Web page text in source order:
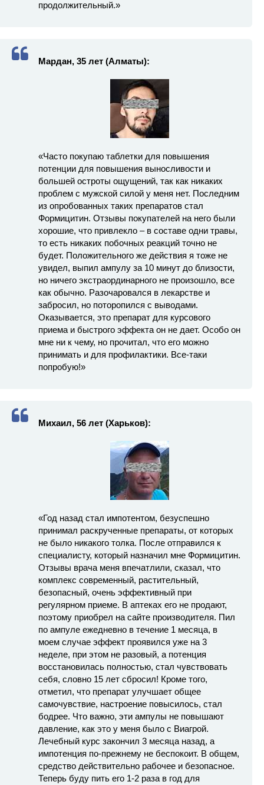
продолжительный.»
Мардан, 35 лет (Алматы):
«Часто покупаю таблетки для повышения
потенции для повышения выносливости и
большей остроты ощущений, так как никаких
проблем с мужской силой у меня нет. Последним
из опробованных таких препаратов стал
Формицитин. Отзывы покупателей на него были
хорошие, что привлекло – в составе одни травы,
то есть никаких побочных реакций точно не
будет. Положительного же действия я тоже не
увидел, выпил ампулу за 10 минут до близости,
но ничего экстраординарного не произошло, все
как обычно. Разочаровался в лекарстве и
забросил, но поторопился с выводами.
Оказывается, это препарат для курсового
приема и быстрого эффекта он не дает. Особо он
мне ни к чему, но прочитал, что его можно
принимать и для профилактики. Все-таки
попробую!»
Михаил, 56 лет (Харьков):
«Год назад стал импотентом, безуспешно
принимал раскрученные препараты, от которых
не было никакого толка. После отправился к
специалисту, который назначил мне Формицитин.
Отзывы врача меня впечатлили, сказал, что
комплекс современный, растительный,
безопасный, очень эффективный при
регулярном приеме. В аптеках его не продают,
поэтому приобрел на сайте производителя. Пил
по ампуле ежедневно в течение 1 месяца, в
моем случае эффект проявился уже на 3
неделе, при этом не разовый, а потенция
восстановилась полностью, стал чувствовать
себя, словно 15 лет сбросил! Кроме того,
отметил, что препарат улучшает общее
самочувствие, настроение повысилось, стал
бодрее. Что важно, эти ампулы не повышают
давление, как это у меня было с Виагрой.
Лечебный курс закончил 3 месяца назад, а
импотенция по-прежнему не беспокоит. В общем,
средство действительно рабочее и безопасное.
Теперь буду пить его 1-2 раза в год для